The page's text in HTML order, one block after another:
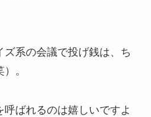
系の会議で投げ銭は、ち
。
ばれるのは嬉しいですよ